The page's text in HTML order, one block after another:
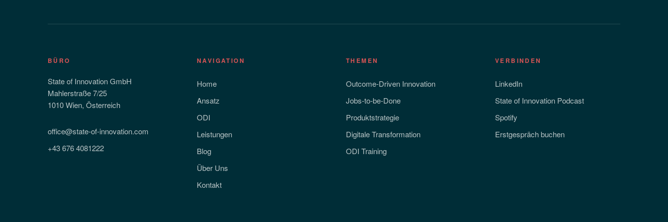
BÜRO
State of Innovation GmbH
Mahlerstraße 7/25
1010 Wien, Österreich
office@state-of-innovation.com
+43 676 4081222
NAVIGATION
Home
Ansatz
ODI
Leistungen
Blog
Über Uns
Kontakt
THEMEN
Outcome-Driven Innovation
Jobs-to-be-Done
Produktstrategie
Digitale Transformation
ODI Training
VERBINDEN
LinkedIn
State of Innovation Podcast
Spotify
Erstgespräch buchen